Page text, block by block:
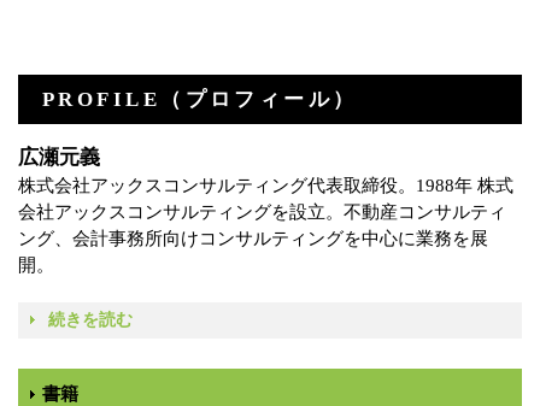
PROFILE（プロフィール）
広瀬元義
株式会社アックスコンサルティング代表取締役。1988年 株式
会社アックスコンサルティングを設立。不動産コンサルティ
ング、会計事務所向けコンサルティングを中心に業務を展
開。
続きを読む
書籍